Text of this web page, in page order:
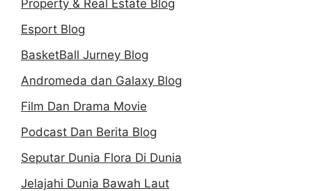
Property & Real Estate Blog
Esport Blog
BasketBall Jurney Blog
Andromeda dan Galaxy Blog
Film Dan Drama Movie
Podcast Dan Berita Blog
Seputar Dunia Flora Di Dunia
Jelajahi Dunia Bawah Laut